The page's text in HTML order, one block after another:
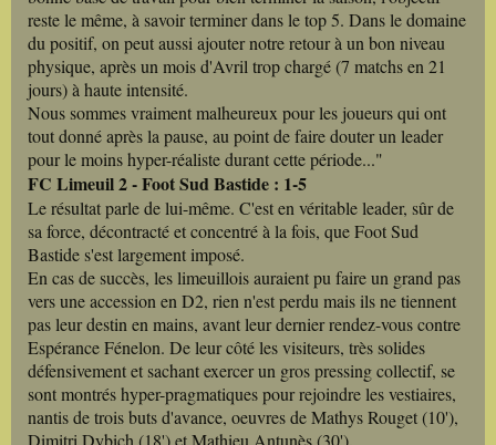
reste le même, à savoir terminer dans le top 5. Dans le domaine
du positif, on peut aussi ajouter notre retour à un bon niveau
physique, après un mois d'Avril trop chargé (7 matchs en 21
jours) à haute intensité.
Nous sommes vraiment malheureux pour les joueurs qui ont
tout donné après la pause, au point de faire douter un leader
pour le moins hyper-réaliste durant cette période..."
FC Limeuil 2 - Foot Sud Bastide : 1-5
Le résultat parle de lui-même. C'est en véritable leader, sûr de
sa force, décontracté et concentré à la fois, que Foot Sud
Bastide s'est largement imposé.
En cas de succès, les limeuillois auraient pu faire un grand pas
vers une accession en D2, rien n'est perdu mais ils ne tiennent
pas leur destin en mains, avant leur dernier rendez-vous contre
Espérance Fénelon. De leur côté les visiteurs, très solides
défensivement et sachant exercer un gros pressing collectif, se
sont montrés hyper-pragmatiques pour rejoindre les vestiaires,
nantis de trois buts d'avance, oeuvres de Mathys Rouget (10'),
Dimitri Dybich (18') et Mathieu Antunès (30').